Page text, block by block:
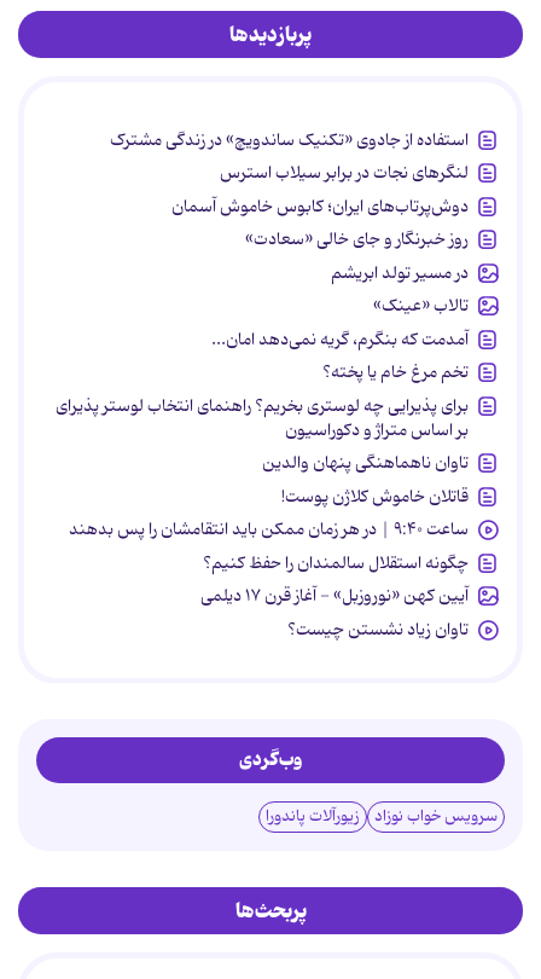
پربازدیدها
استفاده از جادوی «تکنیک ساندویچ» در زندگی مشترک
لنگرهای نجات در برابر سیلاب استرس
دوش‌پرتاب‌های ایران؛ کابوس خاموش آسمان
روز خبرنگار و جای خالی «سعادت»
در مسیر تولد ابریشم
تالاب «عینک»
آمدمت که بنگرم، گریه نمی‌دهد امان...
تخم مرغ خام یا پخته؟
برای پذیرایی چه لوستری بخریم؟ راهنمای انتخاب لوستر پذیرای
بر اساس متراژ و دکوراسیون
تاوان ناهماهنگی پنهان والدین
قاتلان خاموش کلاژن پوست!
ساعت ۹:۴۰ | در هر زمان ممکن باید انتقامشان را پس بدهند
چگونه استقلال سالمندان را حفظ کنیم؟
آیین کهن «نوروزبل» - آغاز قرن ۱۷ دیلمی
تاوان زیاد نشستن چیست؟
وب‌گردی
سرویس خواب نوزاد زیورآلات پاندورا
پربحث‌ها